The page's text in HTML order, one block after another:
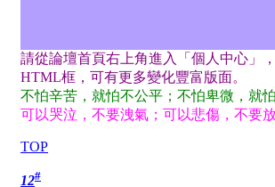
請從論壇首頁右上角進入「個人中心」
HTML框，可有更多變化豐富版面。
不怕辛苦，就怕不公平；不怕卑微，就
可以哭泣，不要洩氣；可以悲傷，不要
TOP
12#